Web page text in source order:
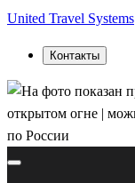
United Travel Systems
Контакты